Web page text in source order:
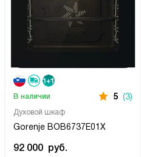
Духовой шкаф
Gorenje BOB6737E01X
В наличии 5 (3)
92 000 руб.